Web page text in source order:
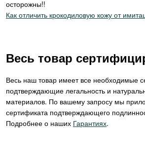
осторожны!!
Как отличить крокодиловую кожу от
Весь товар
Весь наш товар имеет все необходимые
подтверждающие легальность и
материалов. По вашему запросу мы
сертификата подтверждающего
Подробнее о наших Гарантиях.